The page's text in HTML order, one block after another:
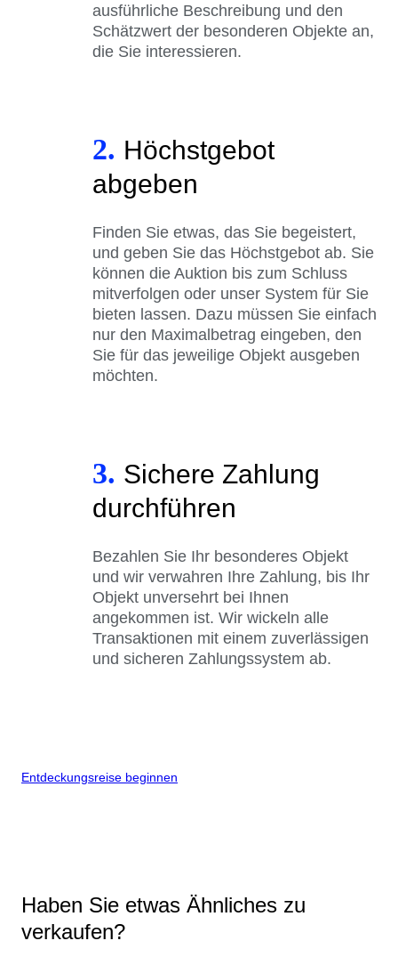
ausführliche Beschreibung und den
Schätzwert der besonderen Objekte an,
die Sie interessieren.
2. Höchstgebot
abgeben
Finden Sie etwas, das Sie begeistert,
und geben Sie das Höchstgebot ab. Sie
können die Auktion bis zum Schluss
mitverfolgen oder unser System für Sie
bieten lassen. Dazu müssen Sie einfach
nur den Maximalbetrag eingeben, den
Sie für das jeweilige Objekt ausgeben
möchten.
3. Sichere Zahlung
durchführen
Bezahlen Sie Ihr besonderes Objekt
und wir verwahren Ihre Zahlung, bis Ihr
Objekt unversehrt bei Ihnen
angekommen ist. Wir wickeln alle
Transaktionen mit einem zuverlässigen
und sicheren Zahlungssystem ab.
Entdeckungsreise beginnen
Haben Sie etwas Ähnliches zu
verkaufen?